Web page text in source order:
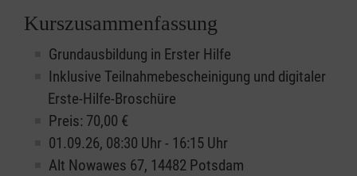
Kurszusammenfassung
Grundausbildung in Erster Hilfe
Inklusive Teilnahmebescheinigung und digitaler
Erste-Hilfe-Broschüre
Preis: 70,00 €
01.09.26, 08:30 Uhr - 16:15 Uhr
Alt Nowawes 67, 14482 Potsdam